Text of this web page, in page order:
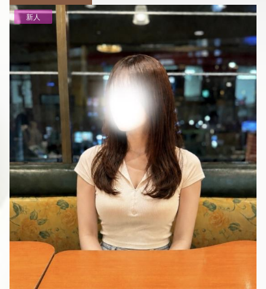
新人